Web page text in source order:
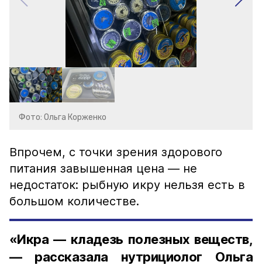
Фото: Ольга Корженко
Впрочем, с точки зрения здорового
питания завышенная цена — не
недостаток: рыбную икру нельзя есть в
большом количестве.
«Икра — кладезь полезных веществ,
— рассказала нутрициолог Ольга